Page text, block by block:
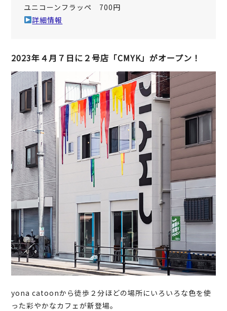
ユニコーンフラッペ 700円
詳細情報
2023年４月７日に２号店「CMYK」がオープン！
yona catoonから徒歩２分ほどの場所にいろいろな色を使
った彩やかなカフェが新登場。